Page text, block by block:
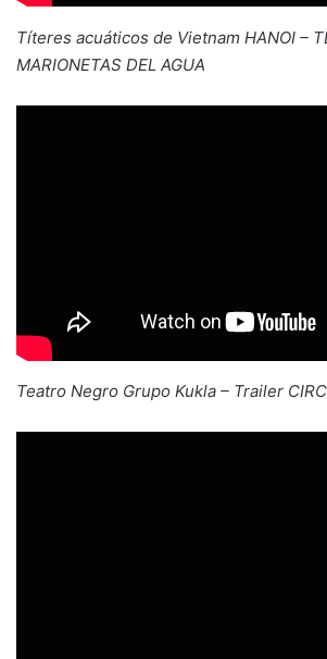
Títeres acuáticos de Vietnam HANOI –
MARIONETAS DEL AGUA
Teatro Negro Grupo Kukla – Trailer